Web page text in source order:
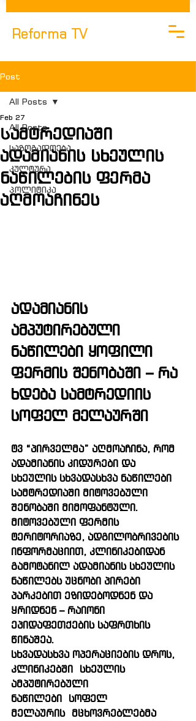
Reforma TV
Post
All Posts
საზოგადოება
კულტურა
Პოლიტიკა
All Posts
Სამტრედიაში
ადამიანის სხეულის
ნაწილების ფერმა
აღმოაჩინეს
Feb 27
ადამიანის
ამპუტირებული
ნაწილები ყოფილი
ფერმის შენობაში – რა
ხდება სამტრედიის
სოფელ მელაურში
ტვ “პირველმა” აღმოაჩინა, რომ
ადამიანის კიდურები და
სხეულის სხვადასხვა ნაწილები
სამტრედიაში მიტოვებული
შენობაში მიმოფანტული.
მიტოვებული ფერმის
ტერიტორიაზე, ადგილობრივების
ინფორმაციით, კლინიკებიდან
გამოტანილ ადამიანის სხეულის
ნაწილებს უცნობი პირები
პარკებით ეზიდებოდნენ და
ყრიდნენ – რაიონი
ეპიდაფეთქების საფრთხის
წინაშეა.
სხვადასხვა ოპერაციების დროს,
კლინიკებში სხეულის
ამპუტირებული
ნაწილები სოფელ
მელაურის მცხოვრებლებმა